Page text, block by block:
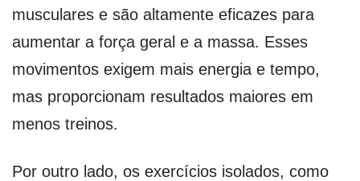
musculares e são altamente eficazes para
aumentar a força geral e a massa. Esses
movimentos exigem mais energia e tempo,
mas proporcionam resultados maiores em
menos treinos.
Por outro lado, os exercícios isolados, como